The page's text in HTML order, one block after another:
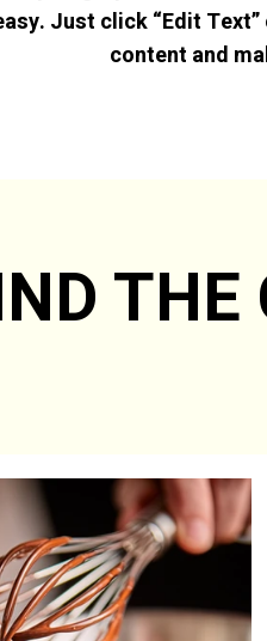
Just click “Edit
content and
THE